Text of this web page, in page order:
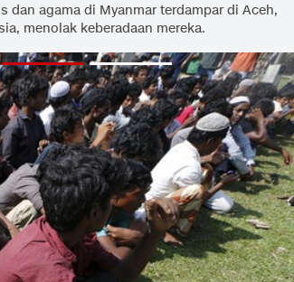
agama di Myanmar terdampar di Aceh,
menolak keberadaan mereka.